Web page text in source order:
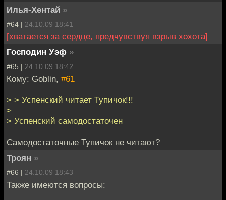
Илья-Хентай »
#64 | 24.10.09 18:41
[хватается за сердце, предчувствуя взрыв хохота]
Господин Уэф »
#65 | 24.10.09 18:42
Кому: Goblin, #61
> > Успенский читает Тупичок!!!
>
> Успенский самодостаточен
Самодостаточные Тупичок не читают?
Троян »
#66 | 24.10.09 18:43
Также имеются вопросы: